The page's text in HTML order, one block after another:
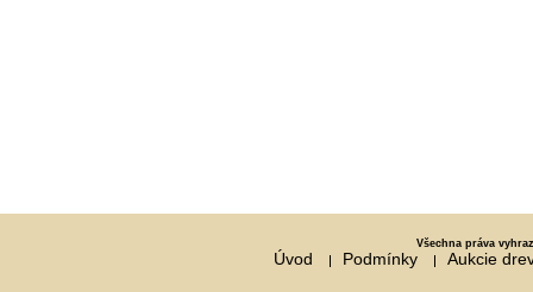
Všechna práva
Úvod Podmínky Aukcie